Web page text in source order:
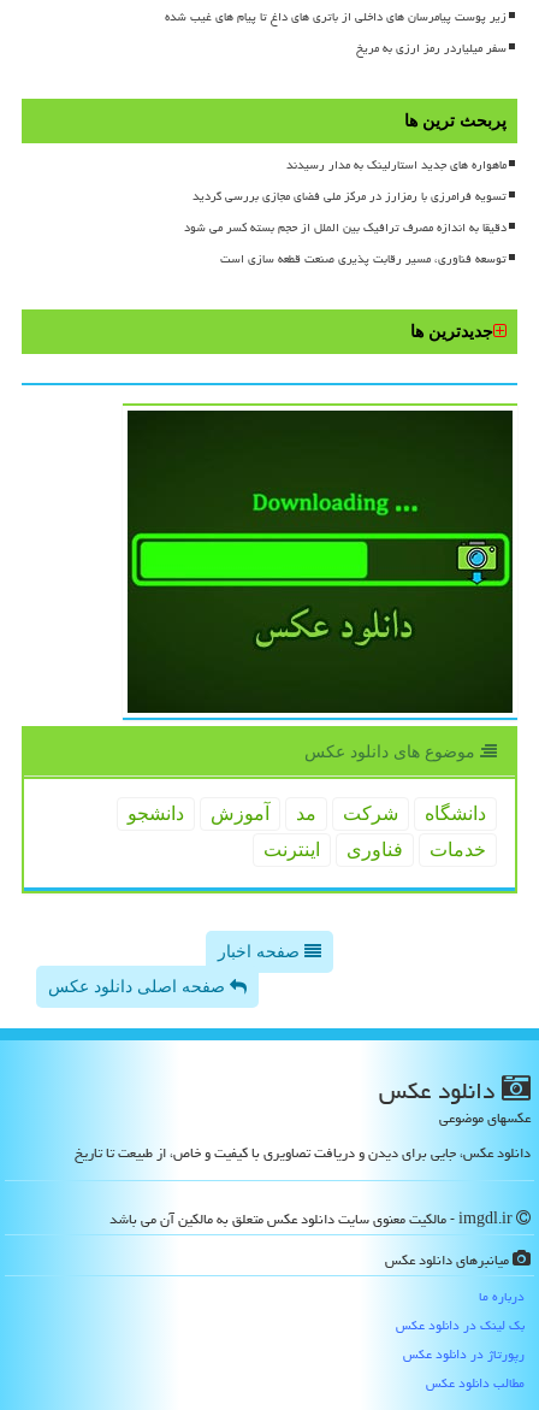
زیر پوست پیامرسان های داخلی از باتری های داغ تا پیام های غیب شده
سفر میلیاردر رمز ارزی به مریخ
پربحث ترین ها
ماهواره های جدید استارلینک به مدار رسیدند
تسویه فرامرزی با رمزارز در مرکز ملی فضای مجازی بررسی گردید
دقیقا به اندازه مصرف ترافیک بین الملل از حجم بسته کسر می شود
توسعه فناوری، مسیر رقابت پذیری صنعت قطعه سازی است
جدیدترین ها
موضوع های دانلود عكس
دانشگاه شركت مد آموزش
دانشجو
خدمات
فناوری اینترنت
صفحه اخبار
صفحه اصلی دانلود عکس
دانلود عكس
عکسهای موضوعی
دانلود عکس، جایی برای دیدن و دریافت تصاویری با کیفیت و خاص، از طبیعت تا تاریخ
میانبرهای دانلود عكس
درباره ما
بک لینک در دانلود عكس
رپورتاژ در دانلود عكس
مطالب دانلود عكس